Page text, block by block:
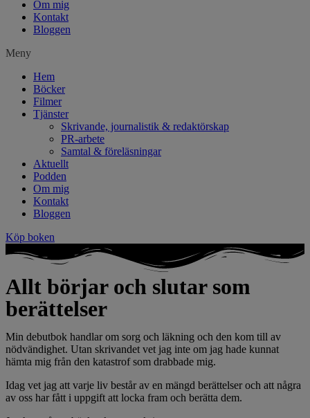
Om mig
Kontakt
Bloggen
Meny
Hem
Böcker
Filmer
Tjänster
Skrivande, journalistik & redaktörskap
PR-arbete
Samtal & föreläsningar
Aktuellt
Podden
Om mig
Kontakt
Bloggen
Köp boken
Allt börjar och slutar som
berättelser
Min debutbok handlar om sorg och läkning och den kom till av
nödvändighet. Utan skrivandet vet jag inte om jag hade kunnat
hämta mig från den katastrof som drabbade mig.
Idag vet jag att varje liv består av en mängd berättelser och att några
av oss har fått i uppgift att locka fram och berätta dem.